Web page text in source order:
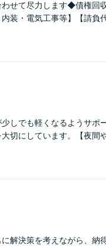
せて尽力します◆債権回
装・電気工事等】【請負
しでも軽くなるようサポ
切にしています。【夜間
解決策を考えながら、納